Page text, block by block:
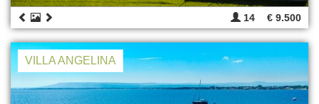
14 € 9.500
VILLA ANGELINA